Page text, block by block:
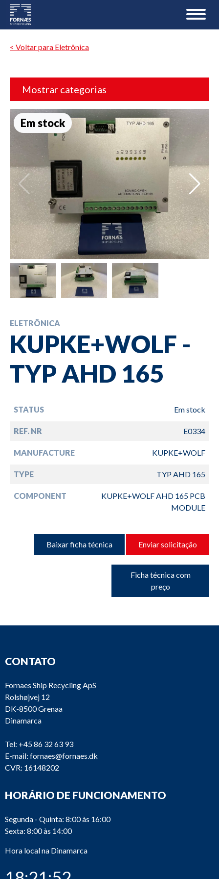
< Voltar para Eletrônica
Mostrar categorias
Em stock
ELETRÔNICA
KUPKE+WOLF -
TYP AHD 165
STATUS Em stock
REF. NR E0334
MANUFACTURE KUPKE+WOLF
TYPE TYP AHD 165
COMPONENT
KUPKE+WOLF AHD 165 PCB
MODULE
Baixar ficha técnica Enviar solicitação
Ficha técnica com
preço
CONTATO
Fornaes Ship Recycling ApS
Rolshøjvej 12
DK-8500 Grenaa
Dinamarca
Tel: +45 86 32 63 93
E-mail: fornaes@fornaes.dk
CVR: 16148202
HORÁRIO DE FUNCIONAMENTO
Segunda - Quinta: 8:00 às 16:00
Sexta: 8:00 às 14:00
Hora local na Dinamarca